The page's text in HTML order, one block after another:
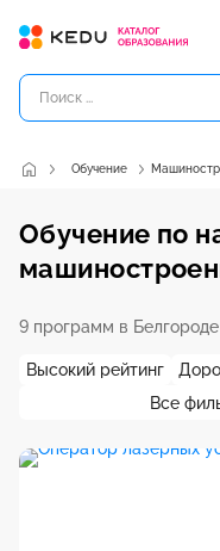
Обучение
Обучение по
9 программ в Белгороде
Все
Высокий рейтинг